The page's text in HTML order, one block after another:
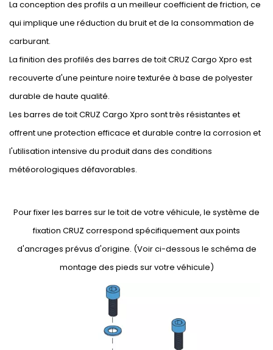
La conception des profils a un meilleur coefficient de friction, ce
qui implique une réduction du bruit et de la consommation de
carburant.
La finition des profilés des barres de toit CRUZ Cargo Xpro est
recouverte d'une peinture noire texturée à base de polyester
durable de haute qualité.
Les barres de toit CRUZ Cargo Xpro sont très résistantes et
offrent une protection efficace et durable contre la corrosion et
l'utilisation intensive du produit dans des conditions
météorologiques défavorables.
Pour fixer les barres sur le toit de votre véhicule, le système de
fixation CRUZ correspond spécifiquement aux points
d'ancrages prévus d'origine. (Voir ci-dessous le schéma de
montage des pieds sur votre véhicule)